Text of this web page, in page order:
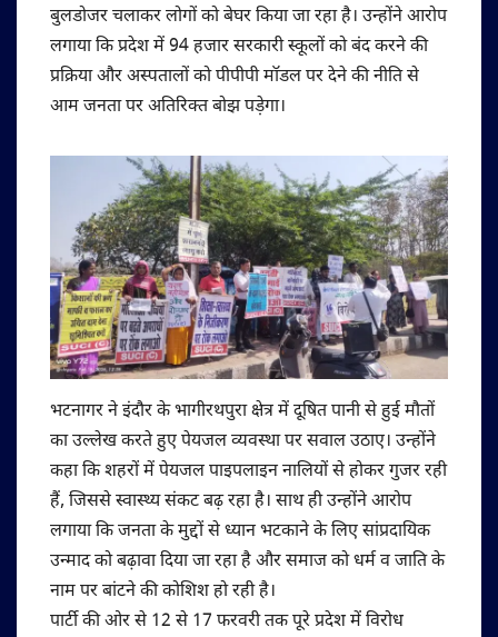
बुलडोजर चलाकर लोगों को बेघर किया जा रहा है। उन्होंने आरोप
लगाया कि प्रदेश में 94 हजार सरकारी स्कूलों को बंद करने की
प्रक्रिया और अस्पतालों को पीपीपी मॉडल पर देने की नीति से
आम जनता पर अतिरिक्त बोझ पड़ेगा।
भटनागर ने इंदौर के भागीरथपुरा क्षेत्र में दूषित पानी से हुई मौतों
का उल्लेख करते हुए पेयजल व्यवस्था पर सवाल उठाए। उन्होंने
कहा कि शहरों में पेयजल पाइपलाइन नालियों से होकर गुजर रही
हैं, जिससे स्वास्थ्य संकट बढ़ रहा है। साथ ही उन्होंने आरोप
लगाया कि जनता के मुद्दों से ध्यान भटकाने के लिए सांप्रदायिक
उन्माद को बढ़ावा दिया जा रहा है और समाज को धर्म व जाति के
नाम पर बांटने की कोशिश हो रही है।
पार्टी की ओर से 12 से 17 फरवरी तक पूरे प्रदेश में विरोध